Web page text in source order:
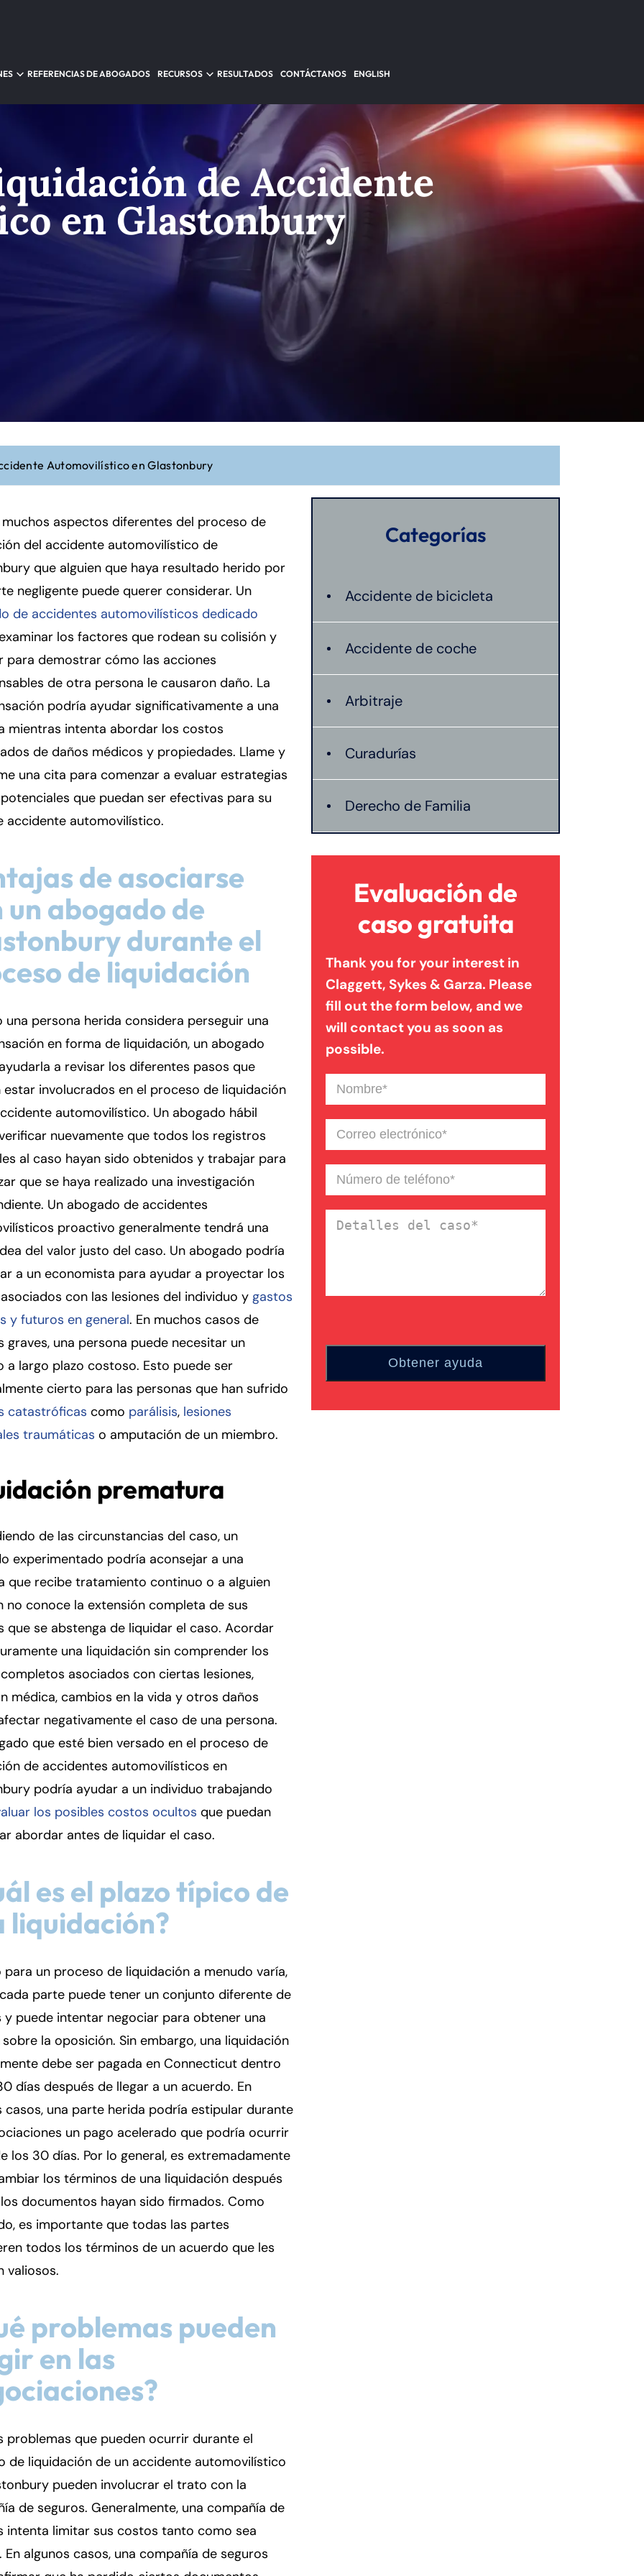
REFERENCIAS DE ABOGADOS RECURSOS RESULTADOS CONTÁCTANOS ENGLISH
de Accidente
en Glastonbury
Automovilístico en Glastonbury
muchos aspectos diferentes del proceso de
del accidente automovilístico de
que alguien que haya resultado herido por
negligente puede querer considerar. Un
de accidentes automovilísticos dedicado
los factores que rodean su colisión y
para demostrar cómo las acciones
de otra persona le causaron daño. La
podría ayudar significativamente a una
mientras intenta abordar los costos
de daños médicos y propiedades. Llame y
una cita para comenzar a evaluar estrategias
que puedan ser efectivas para su
accidente automovilístico.
de asociarse
un abogado de
durante el
de liquidación
una persona herida considera perseguir una
en forma de liquidación, un abogado
a revisar los diferentes pasos que
estar involucrados en el proceso de liquidación
automovilístico. Un abogado hábil
nuevamente que todos los registros
al caso hayan sido obtenidos y trabajar para
que se haya realizado una investigación
Un abogado de accidentes
proactivo generalmente tendrá una
del valor justo del caso. Un abogado podría
a un economista para ayudar a proyectar los
con las lesiones del individuo y gastos
y futuros en general. En muchos casos de
graves, una persona puede necesitar un
a largo plazo costoso. Esto puede ser
cierto para las personas que han sufrido
catastróficas como parálisis, lesiones
traumáticas o amputación de un miembro.
prematura
de las circunstancias del caso, un
experimentado podría aconsejar a una
que recibe tratamiento continuo o a alguien
no conoce la extensión completa de sus
que se abstenga de liquidar el caso. Acordar
una liquidación sin comprender los
asociados con ciertas lesiones,
médica, cambios en la vida y otros daños
negativamente el caso de una persona.
que esté bien versado en el proceso de
de accidentes automovilísticos en
podría ayudar a un individuo trabajando
los posibles costos ocultos que puedan
abordar antes de liquidar el caso.
es el plazo típico de
liquidación?
para un proceso de liquidación a menudo varía,
parte puede tener un conjunto diferente de
y puede intentar negociar para obtener una
la oposición. Sin embargo, una liquidación
debe ser pagada en Connecticut dentro
días después de llegar a un acuerdo. En
casos, una parte herida podría estipular durante
un pago acelerado que podría ocurrir
los 30 días. Por lo general, es extremadamente
los términos de una liquidación después
documentos hayan sido firmados. Como
es importante que todas las partes
todos los términos de un acuerdo que les
valiosos.
problemas pueden
en las
problemas que pueden ocurrir durante el
de liquidación de un accidente automovilístico
pueden involucrar el trato con la
de seguros. Generalmente, una compañía de
intenta limitar sus costos tanto como sea
En algunos casos, una compañía de seguros
Categorías
Accidente de bicicleta
Accidente de coche
Arbitraje
Curadurías
Derecho de Familia
Lesión catastrófica
Lesión por quemadura
Leyes de Connecticut
Mordedura de perro
Noticias de la Firma
Un blog de derecho de
Connecticut
Evaluación de
caso gratuita
Thank you for your interest in
Claggett, Sykes & Garza. Please
fill out the form below, and we
will contact you as soon as
possible.
Nombre(Required)
Correo
electrónico(Required)
Número
de
teléfono(Required)
Detalles
- Hours
Service 24/7
Office Hours
8:30 AM – 5:00 PM
8:30 AM – 5:00 PM
8:30 AM – 5:00 PM
8:30 AM – 5:00 PM
8:30 AM – 5:00 PM
Closed
- Hours
Service 24/7
Office Hours
8:30 AM – 5:00 PM
8:30 AM – 5:00 PM
8:30 AM – 5:00 PM
8:30 AM – 5:00 PM
8:30 AM – 5:00 PM
Closed